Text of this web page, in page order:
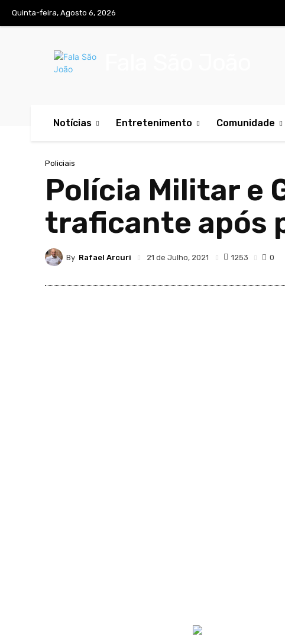
Quinta-feira, Agosto 6, 2026
Notícias Entretenimento Comunidade
Policiais
Polícia Militar e
traficante após
By Rafael Arcuri 21 de Julho, 2021 1253 0